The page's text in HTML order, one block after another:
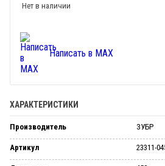
Нет в наличии
Написать в MAX
ХАРАКТЕРИСТИКИ
Производитель ЗУБР
Артикул 23311-